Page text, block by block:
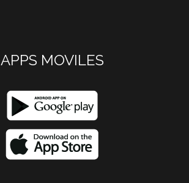
APPS MOVILES